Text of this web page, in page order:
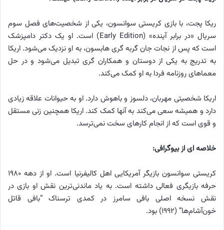
ریکا پجت، با بازی کریستی سوانسون، یکی از شخصیت‌های فصل سوم
سریال «در برابر آینده» (Early Edition) است. او یک دکتر دامپزشک
است که پس از نجات جان گربه گری هابسون، به او نزدیک می‌شود. اریکا
به تدریج به یکی از دوستان و همکاران گری تبدیل می‌شود و در حل
معماهای روزنامه فردا به او کمک می‌کند.
اریکا شخصیتی مهربان، دلسوز و باهوش دارد. او به حیوانات علاقه زیادی
دارد و همیشه سعی می‌کند به آنها کمک کند. اریکا همچنین زنی مستقل
و قوی است که از انجام کارهای سخت نمی‌ترسد.
خلاصه ای از بیوگرافی:
کریستی سوانسون بازیگر آمریکایی اهل کالیفرنیا است. او از دهه ۱۹۸۰
حرفه بازیگری فعالی داشته است. به یاد ماندنی‌ترین نقش او بازی در
نقش نسخه اصلی بافی سامرز در کمدی ترسناک “بافی قاتل
خون‌آشام‌ها” (۱۹۹۲) بود.